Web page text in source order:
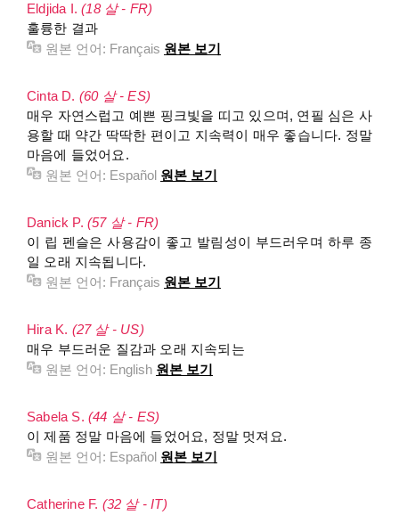
Eldjida I.(18 살 - FR)
훌륭한 결과
원본 언어: Français 원본 보기
Cinta D. (60 살 - ES)
매우 자연스럽고 예쁜 핑크빛을 띠고 있으며, 연필 심은 사
용할 때 약간 딱딱한 편이고 지속력이 매우 좋습니다. 정말
마음에 들었어요.
원본 언어: Español 원본 보기
Danick P. (57 살 - FR)
이 립 펜슬은 사용감이 좋고 발림성이 부드러우며 하루 종
일 오래 지속됩니다.
원본 언어: Français 원본 보기
Hira K. (27 살 - US)
매우 부드러운 질감과 오래 지속되는
원본 언어: English 원본 보기
Sabela S. (44 살 - ES)
이 제품 정말 마음에 들었어요, 정말 멋져요.
원본 언어: Español 원본 보기
Catherine F. (32 살 - IT)